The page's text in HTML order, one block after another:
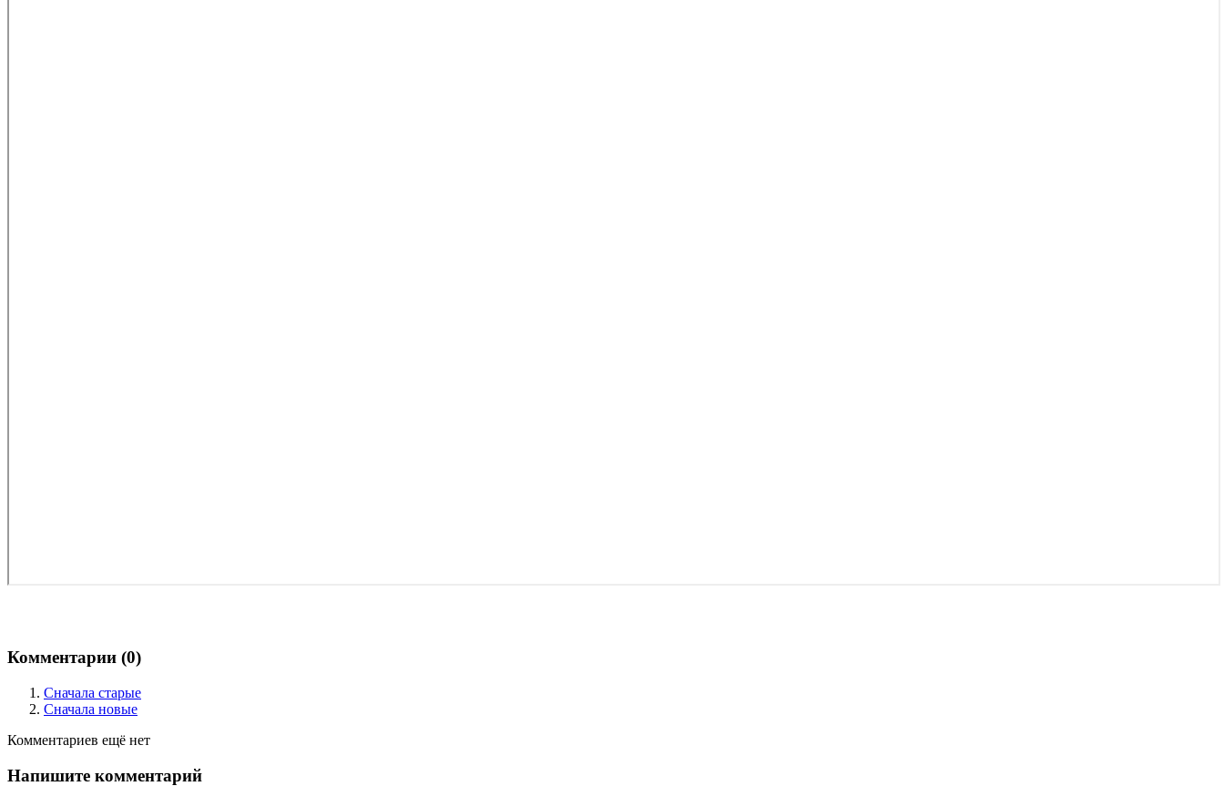
Комментарии (0)
Сначала старые
Сначала новые
Комментариев ещё нет
Напишите комментарий